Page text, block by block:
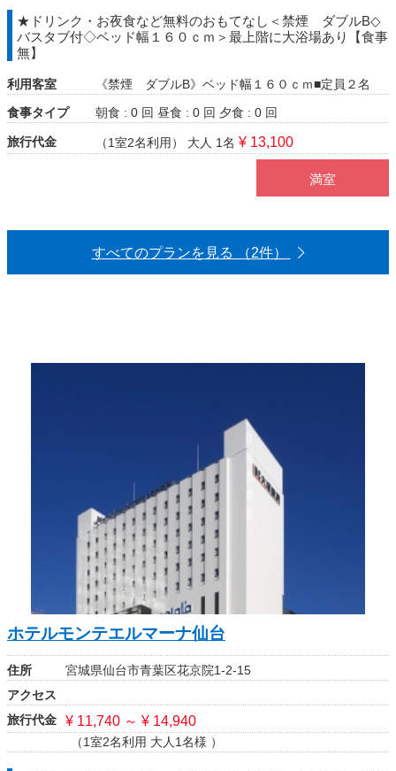
★ドリンク・お夜食など無料のおもてなし＜禁煙 ダブルB◇
バスタブ付◇ベッド幅１６０ｃｍ＞最上階に大浴場あり【食事
無】
利用客室
《禁煙 ダブルB》ベッド幅１６０ｃｍ■定員２名
食事タイプ
朝食 : 0 回 昼食 : 0 回 夕食 : 0 回
旅行代金 （1室2名利用） 大人 1名 ¥ 13,100
満室
すべてのプランを見る （2件）
ホテルモンテエルマーナ仙台
住所
宮城県仙台市青葉区花京院1-2-15
アクセス
旅行代金
¥ 11,740 ～ ¥ 14,940
（1室2名利用 大人1名様 ）